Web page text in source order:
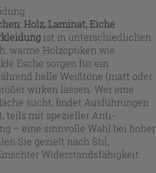
Holz, Laminat, Eiche
ist in unterschiedlichen
warme Holzoptiken wie
Esche sorgen für ein
helle Weißtöne (matt oder
wirken lassen. Wer eine
sucht, findet Ausführungen
teils mit spezieller Anti-
– eine sinnvolle Wahl bei hoher
Sie gezielt nach Stil,
Widerstandsfähigkeit.